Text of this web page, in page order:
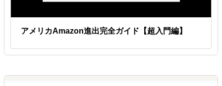
アメリカAmazon進出完全ガイド【超入門編】